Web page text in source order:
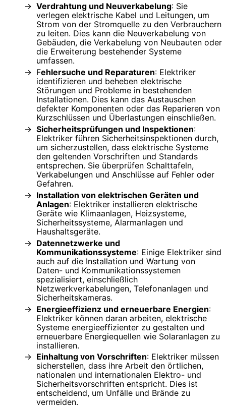
Verdrahtung und Neuverkabelung: Sie
verlegen elektrische Kabel und Leitungen, um
Strom von der Stromquelle zu den Verbrauchern
zu leiten. Dies kann die Neuverkabelung von
Gebäuden, die Verkabelung von Neubauten oder
die Erweiterung bestehender Systeme
umfassen.
Fehlersuche und Reparaturen: Elektriker
identifizieren und beheben elektrische
Störungen und Probleme in bestehenden
Installationen. Dies kann das Austauschen
defekter Komponenten oder das Reparieren von
Kurzschlüssen und Überlastungen einschließen.
Sicherheitsprüfungen und Inspektionen:
Elektriker führen Sicherheitsinspektionen durch,
um sicherzustellen, dass elektrische Systeme
den geltenden Vorschriften und Standards
entsprechen. Sie überprüfen Schalttafeln,
Verkabelungen und Anschlüsse auf Fehler oder
Gefahren.
Installation von elektrischen Geräten und
Anlagen: Elektriker installieren elektrische
Geräte wie Klimaanlagen, Heizsysteme,
Sicherheitssysteme, Alarmanlagen und
Haushaltsgeräte.
Datennetzwerke und
Kommunikationssysteme: Einige Elektriker sind
auch auf die Installation und Wartung von
Daten- und Kommunikationssystemen
spezialisiert, einschließlich
Netzwerkverkabelungen, Telefonanlagen und
Sicherheitskameras.
Energieeffizienz und erneuerbare Energien:
Elektriker können daran arbeiten, elektrische
Systeme energieeffizienter zu gestalten und
erneuerbare Energiequellen wie Solaranlagen zu
installieren.
Einhaltung von Vorschriften: Elektriker müssen
sicherstellen, dass ihre Arbeit den örtlichen,
nationalen und internationalen Elektro- und
Sicherheitsvorschriften entspricht. Dies ist
entscheidend, um Unfälle und Brände zu
vermeiden.